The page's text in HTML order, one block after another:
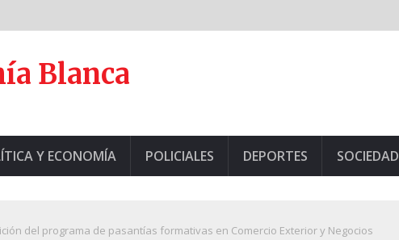
Blanca
Y ECONOMÍA POLICIALES DEPORTES SOCIEDAD
del programa de pasantías formativas en Comercio Exterior y Negocios